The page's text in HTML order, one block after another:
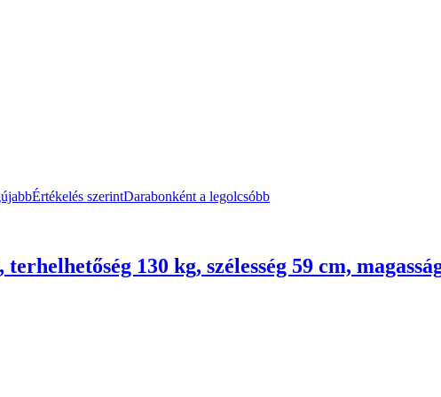
Értékelés szerintDarabonként a legolcsóbb
130 kg, szélesség 59 cm,